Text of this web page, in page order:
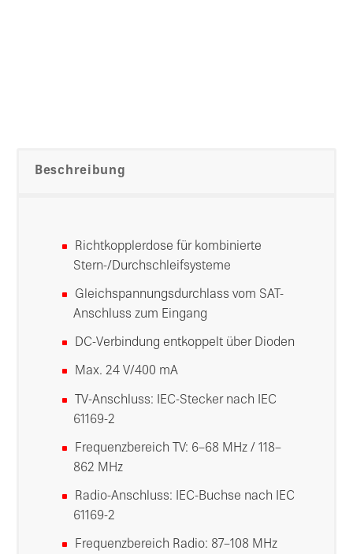
Beschreibung
Richtkopplerdose für kombinierte
Stern-/Durchschleifsysteme
Gleichspannungsdurchlass vom SAT-
Anschluss zum Eingang
DC-Verbindung entkoppelt über Dioden
Max. 24 V/400 mA
TV-Anschluss: IEC-Stecker nach IEC
61169-2
Frequenzbereich TV: 6–68 MHz / 118–
862 MHz
Radio-Anschluss: IEC-Buchse nach IEC
61169-2
Frequenzbereich Radio: 87–108 MHz